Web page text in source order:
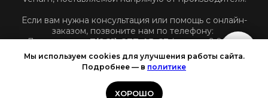
Если вам нужна консультация или помощь с онлайн-
заказом, позвоните нам по телефону:
Для звонков:+7(961)-877-45-63(пн-пт: с 9:00 до
18:00 по Московскому времени)
Мы используем cookies для улучшения работы сайта.
Подробнее — в политике
ХОРОШО